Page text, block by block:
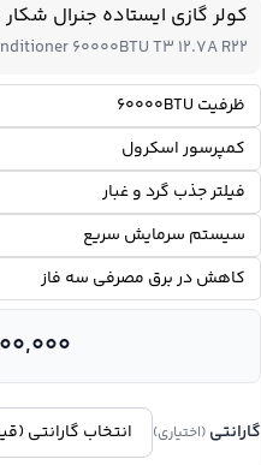
کولر گازی ایستاده جنرال شکار 60000 KFR-60LW
60000BTU T3 12.7A R22
ظرفیت 60000BTU
کمپرسور اسکرول
فیلتر جذب گرد و غبار
سیستم سرمایش سریع
کاهش در برق مصرفی سه فاز
گارانتی (اختیاری)